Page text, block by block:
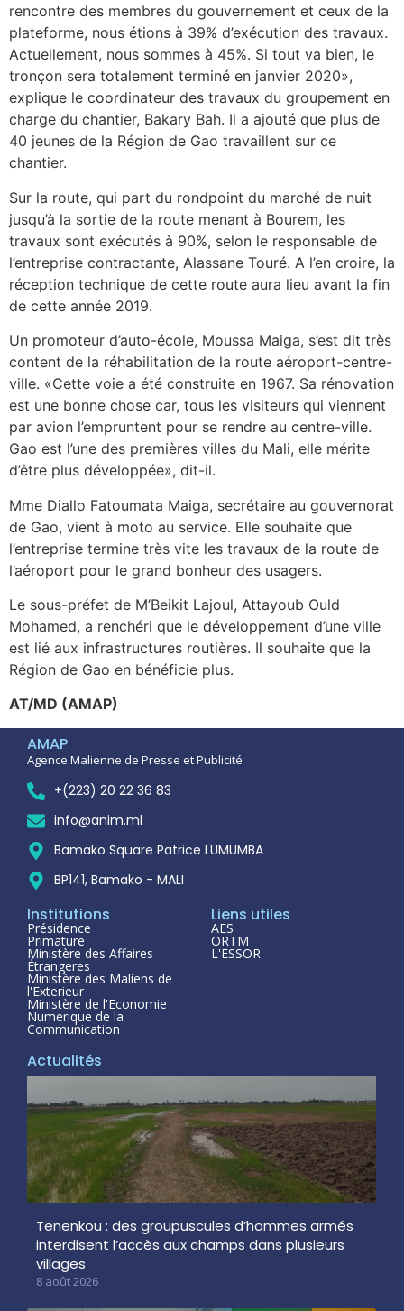
rencontre des membres du gouvernement et ceux de la
plateforme, nous étions à 39% d’exécution des travaux.
Actuellement, nous sommes à 45%. Si tout va bien, le
tronçon sera totalement terminé en janvier 2020»,
explique le coordinateur des travaux du groupement en
charge du chantier, Bakary Bah. Il a ajouté que plus de
40 jeunes de la Région de Gao travaillent sur ce
chantier.
Sur la route, qui part du rondpoint du marché de nuit
jusqu’à la sortie de la route menant à Bourem, les
travaux sont exécutés à 90%, selon le responsable de
l’entreprise contractante, Alassane Touré. A l’en croire, la
réception technique de cette route aura lieu avant la fin
de cette année 2019.
Un promoteur d’auto-école, Moussa Maiga, s’est dit très
content de la réhabilitation de la route aéroport-centre-
ville. «Cette voie a été construite en 1967. Sa rénovation
est une bonne chose car, tous les visiteurs qui viennent
par avion l’empruntent pour se rendre au centre-ville.
Gao est l’une des premières villes du Mali, elle mérite
d’être plus développée», dit-il.
Mme Diallo Fatoumata Maiga, secrétaire au gouvernorat
de Gao, vient à moto au service. Elle souhaite que
l’entreprise termine très vite les travaux de la route de
l’aéroport pour le grand bonheur des usagers.
Le sous-préfet de M’Beikit Lajoul, Attayoub Ould
Mohamed, a renchéri que le développement d’une ville
est lié aux infrastructures routières. Il souhaite que la
Région de Gao en bénéficie plus.
AT/MD (AMAP)
AMAP
Agence Malienne de Presse et Publicité
+(223) 20 22 36 83
info@anim.ml
Bamako Square Patrice LUMUMBA
BP141, Bamako - MALI
Institutions
Présidence
Primature
Ministère des Affaires
Étrangeres
Ministère des Maliens de
l'Exterieur
Ministère de l'Economie
Numerique de la
Communication
Liens utiles
AES
ORTM
L'ESSOR
Actualités
Tenenkou : des groupuscules d’hommes armés
interdisent l’accès aux champs dans plusieurs
villages
8 août 2026